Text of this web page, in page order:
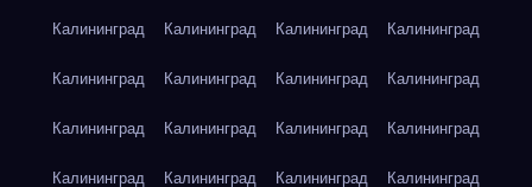
Калининград Калининград Калининград Калининград
Калининград Калининград Калининград Калининград
Калининград Калининград Калининград Калининград
Калининград Калининград Калининград Калининград